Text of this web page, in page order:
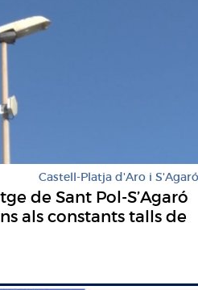
Castell-Platja d'Aro i S'Agaró
de Sant Pol-S’Agaró
als constants talls de